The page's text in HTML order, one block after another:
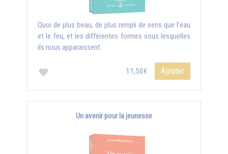
Quoi de plus beau, de plus rempli de sens que l’eau
et le feu, et les différentes formes sous lesquelles
ils nous apparaissent.
11,50€ Ajouter
Un avenir pour la jeunesse